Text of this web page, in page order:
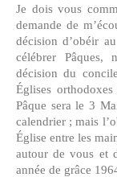
Je dois vous
demande de
décision d’obéir
célébrer Pâques,
décision du
Églises
Pâque sera le 3
calendrier ; mais
Église entre les
autour de vous et
année de grâce